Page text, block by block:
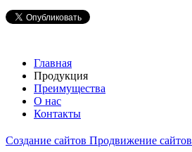
Главная
Продукция
Преимущества
О нас
Контакты
Создание сайтов Продвижение сайтов